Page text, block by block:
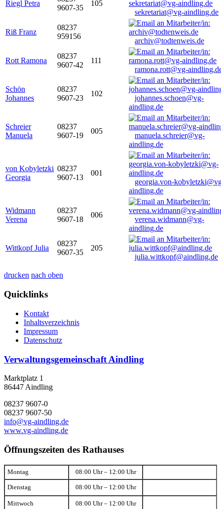
Riegl Petra
9607-35
105
sekretariat@vg-aindling.de
Riß Franz
08237
959156
archiv@todtenweis.de
Rott Ramona
08237
9607-42
111
ramona.rott@vg-
Schön
Johannes
08237
9607-23
102
johannes.schoen@vg-
aindling.de
Schreier
Manuela
08237
9607-19
005
manuela.schreier@vg-
aindling.de
von Kobyletzki
Georgia
08237
9607-13
001
georgia.von-
aindling.de
Widmann
Verena
08237
9607-18
006
verena.widmann@vg-
aindling.de
Wittkopf Julia
08237
9607-35
205
julia.wittkopf@aindling.de
drucken nach oben
Quicklinks
Kontakt
Inhaltsverzeichnis
Impressum
Datenschutz
Verwaltungsgemeinschaft Aindling
Marktplatz 1
86447 Aindling
08237 9607-0
08237 9607-50
info@vg-aindling.de
www.vg-aindling.de
Öffnungszeiten des Rathauses
Montag 08:00 Uhr – 12:00 Uhr
Dienstag 08:00 Uhr – 12:00 Uhr
Mittwoch 08:00 Uhr – 12:00 Uhr